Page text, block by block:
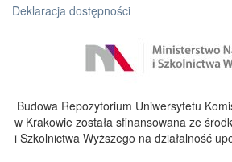
Deklaracja dostępności
Budowa Repozytorium Uniwersytetu
w Krakowie została sfinansowana ze
i Szkolnictwa Wyższego na działalność